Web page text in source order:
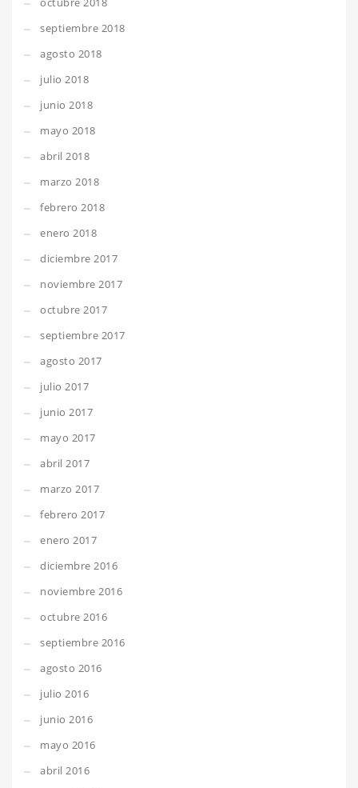
septiembre 2018
agosto 2018
julio 2018
junio 2018
mayo 2018
abril 2018
marzo 2018
febrero 2018
enero 2018
diciembre 2017
noviembre 2017
octubre 2017
septiembre 2017
agosto 2017
julio 2017
junio 2017
mayo 2017
abril 2017
marzo 2017
febrero 2017
enero 2017
diciembre 2016
noviembre 2016
octubre 2016
septiembre 2016
agosto 2016
julio 2016
junio 2016
mayo 2016
abril 2016